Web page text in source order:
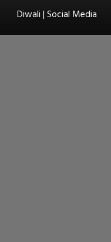
Diwali | Social Media